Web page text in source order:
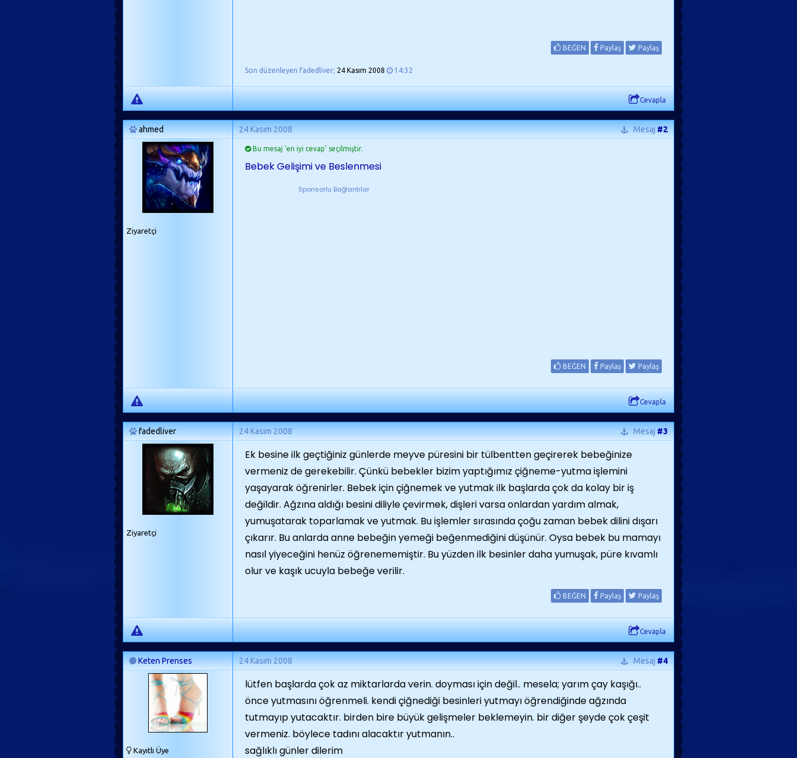
BEĞEN Paylaş Paylaş
Son düzenleyen fadedliver; 24 Kasım 2008 14:32
Cevapla
ahmed 24 Kasım 2008 Mesaj#2
Ziyaretçi
Bu mesaj 'en iyi cevap' seçilmiştir.
Bebek Gelişimi ve Beslenmesi
Sponsorlu Bağlantılar
BEĞEN Paylaş Paylaş
Cevapla
fadedliver 24 Kasım 2008 Mesaj#3
Ziyaretçi
Ek besine ilk geçtiğiniz günlerde meyve püresini bir tülbentten geçirerek bebeğinize
vermeniz de gerekebilir. Çünkü bebekler bizim yaptığımız çiğneme-yutma işlemini
yaşayarak öğrenirler. Bebek için çiğnemek ve yutmak ilk başlarda çok da kolay bir iş
değildir. Ağzına aldığı besini diliyle çevirmek, dişleri varsa onlardan yardım almak,
yumuşatarak toparlamak ve yutmak. Bu işlemler sırasında çoğu zaman bebek dilini dışarı
çıkarır. Bu anlarda anne bebeğin yemeği beğenmediğini düşünür. Oysa bebek bu mamayı
nasıl yiyeceğini henüz öğrenememiştir. Bu yüzden ilk besinler daha yumuşak, püre kıvamlı
olur ve kaşık ucuyla bebeğe verilir.
BEĞEN Paylaş Paylaş
Cevapla
Keten Prenses 24 Kasım 2008 Mesaj#4
Kayıtlı Üye
lütfen başlarda çok az miktarlarda verin. doyması için değil.. mesela; yarım çay kaşığı..
önce yutmasını öğrenmeli. kendi çiğnediği besinleri yutmayı öğrendiğinde ağzında
tutmayıp yutacaktır. birden bire büyük gelişmeler beklemeyin. bir diğer şeyde çok çeşit
vermeniz. böylece tadını alacaktır yutmanın..
sağlıklı günler dilerim